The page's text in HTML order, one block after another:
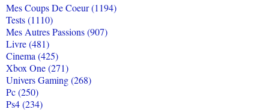
Mes Coups De Coeur (1194)
Tests (1110)
Mes Autres Passions (907)
Livre (481)
Cinema (425)
Xbox One (271)
Univers Gaming (268)
Pc (250)
Ps4 (234)